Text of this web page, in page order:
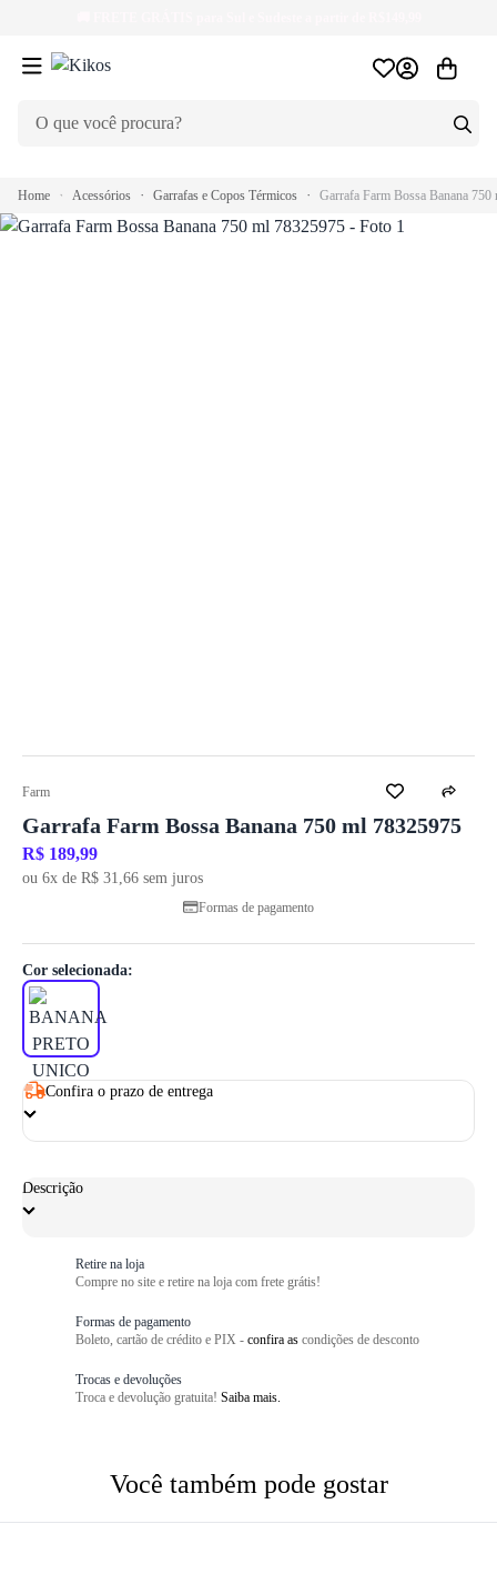
Home Acessórios Garrafas e Copos Térmicos Garrafa Farm Bossa Banana 750
Farm
Garrafa Farm Bossa Banana 750 ml 78325975
R$ 189,99
ou 6x de R$ 31,66 sem juros
Formas de pagamento
Cor selecionada:
Confira o prazo de entrega
Descrição
Retire na loja
Compre no site e retire na loja com frete grátis!
Formas de pagamento
Boleto, cartão de crédito e PIX - confira as condições de desconto
Trocas e devoluções
Troca e devolução gratuita! Saiba mais.
Você também pode gostar